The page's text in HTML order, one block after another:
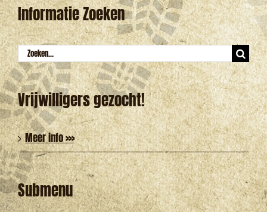
Informatie Zoeken
Zoeken
naar:
Vrijwilligers gezocht!
Meer info >>>
Submenu